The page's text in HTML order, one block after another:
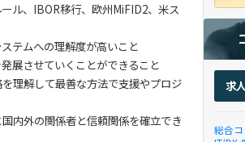
ル、IBOR移行、欧州MiFID2、米ス
テムへの理解度が高いこと
展させていくことができること
理解して最善な方法で支援やプロジ
内外の関係者と信頼関係を確立でき
求
総合